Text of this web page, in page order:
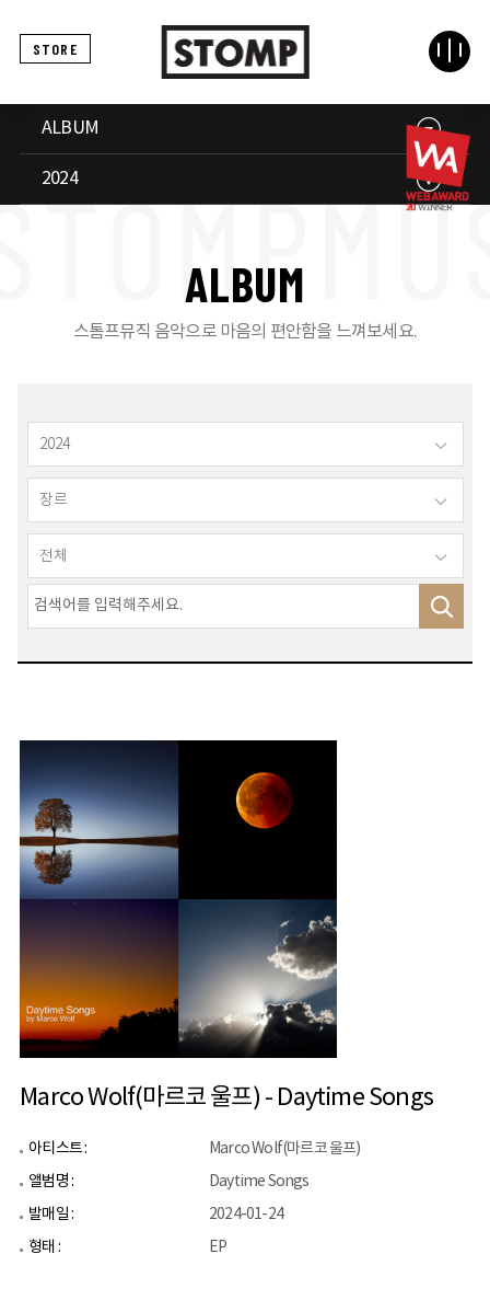
STORE
ALBUM
2024
ALBUM
스톰프뮤직 음악으로 마음의 편안함을 느껴보세요.
Marco Wolf(마르코 울프) - Daytime Songs
아티스트 :
Marco Wolf(마르코 울프)
앨범명 :
Daytime Songs
발매일 :
2024-01-24
형태 :
EP